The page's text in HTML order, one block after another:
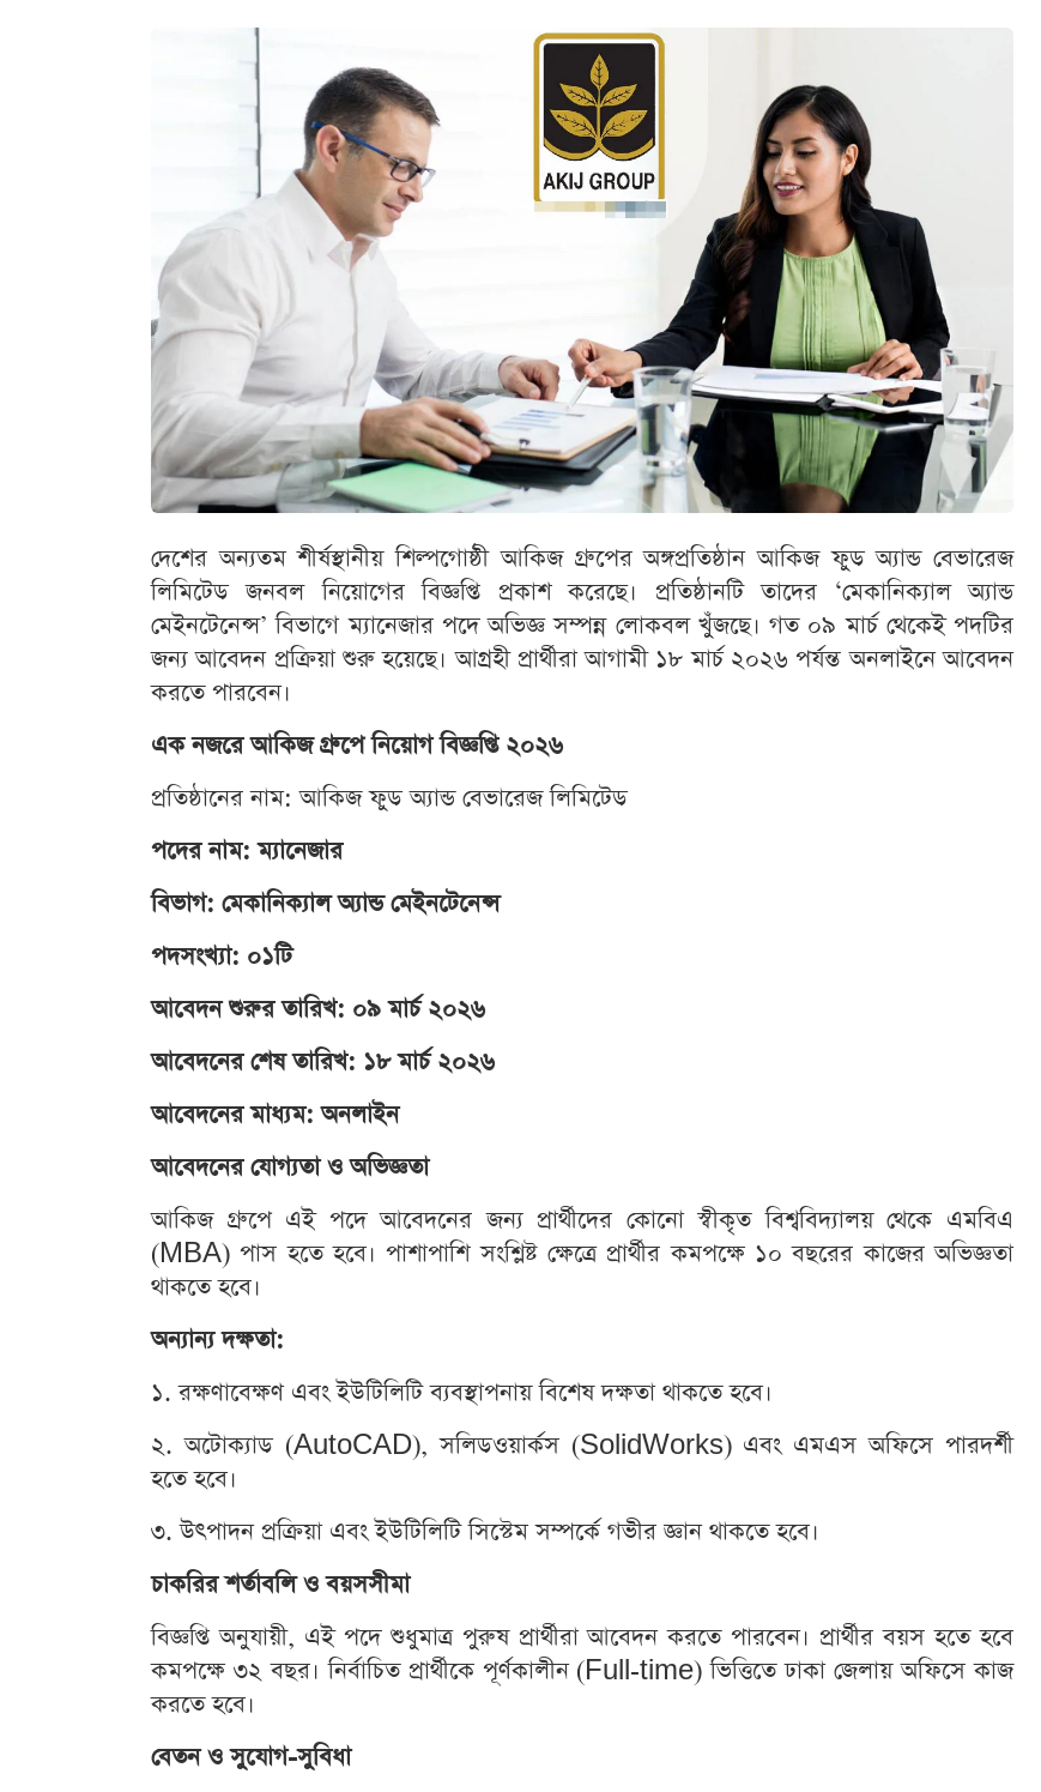
দেশের অন্যতম শীর্ষস্থানীয় শিল্পগোষ্ঠী আকিজ গ্রুপের অঙ্গপ্রতিষ্ঠান আকিজ ফুড অ্যান্ড বেভারেজ
লিমিটেড জনবল নিয়োগের বিজ্ঞপ্তি প্রকাশ করেছে। প্রতিষ্ঠানটি তাদের ‘মেকানিক্যাল অ্যান্ড
মেইনটেনেন্স’ বিভাগে ম্যানেজার পদে অভিজ্ঞ সম্পন্ন লোকবল খুঁজছে। গত ০৯ মার্চ থেকেই পদটির
জন্য আবেদন প্রক্রিয়া শুরু হয়েছে। আগ্রহী প্রার্থীরা আগামী ১৮ মার্চ ২০২৬ পর্যন্ত অনলাইনে আবেদন
করতে পারবেন।
এক নজরে আকিজ গ্রুপে নিয়োগ বিজ্ঞপ্তি ২০২৬
প্রতিষ্ঠানের নাম: আকিজ ফুড অ্যান্ড বেভারেজ লিমিটেড
পদের নাম: ম্যানেজার
বিভাগ: মেকানিক্যাল অ্যান্ড মেইনটেনেন্স
পদসংখ্যা: ০১টি
আবেদন শুরুর তারিখ: ০৯ মার্চ ২০২৬
আবেদনের শেষ তারিখ: ১৮ মার্চ ২০২৬
আবেদনের মাধ্যম: অনলাইন
আবেদনের যোগ্যতা ও অভিজ্ঞতা
আকিজ গ্রুপে এই পদে আবেদনের জন্য প্রার্থীদের কোনো স্বীকৃত বিশ্ববিদ্যালয় থেকে এমবিএ
(MBA) পাস হতে হবে। পাশাপাশি সংশ্লিষ্ট ক্ষেত্রে প্রার্থীর কমপক্ষে ১০ বছরের কাজের অভিজ্ঞতা
থাকতে হবে।
অন্যান্য দক্ষতা:
১. রক্ষণাবেক্ষণ এবং ইউটিলিটি ব্যবস্থাপনায় বিশেষ দক্ষতা থাকতে হবে।
২. অটোক্যাড (AutoCAD), সলিডওয়ার্কস (SolidWorks) এবং এমএস অফিসে পারদর্শী
হতে হবে।
৩. উৎপাদন প্রক্রিয়া এবং ইউটিলিটি সিস্টেম সম্পর্কে গভীর জ্ঞান থাকতে হবে।
চাকরির শর্তাবলি ও বয়সসীমা
বিজ্ঞপ্তি অনুযায়ী, এই পদে শুধুমাত্র পুরুষ প্রার্থীরা আবেদন করতে পারবেন। প্রার্থীর বয়স হতে হবে
কমপক্ষে ৩২ বছর। নির্বাচিত প্রার্থীকে পূর্ণকালীন (Full-time) ভিত্তিতে ঢাকা জেলায় অফিসে কাজ
করতে হবে।
বেতন ও সুযোগ-সুবিধা